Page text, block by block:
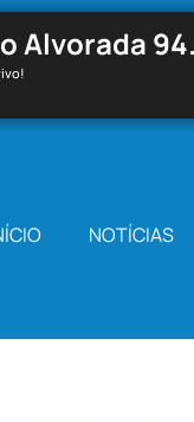
Alvorada
NOTÍCIAS